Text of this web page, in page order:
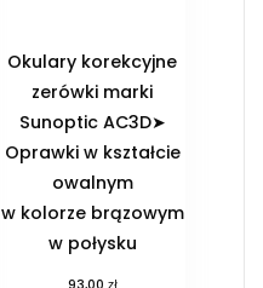
Okulary korekcyjne
zerówki marki
Sunoptic AC3D➤
Oprawki w kształcie
owalnym
w kolorze brązowym
w połysku
zł